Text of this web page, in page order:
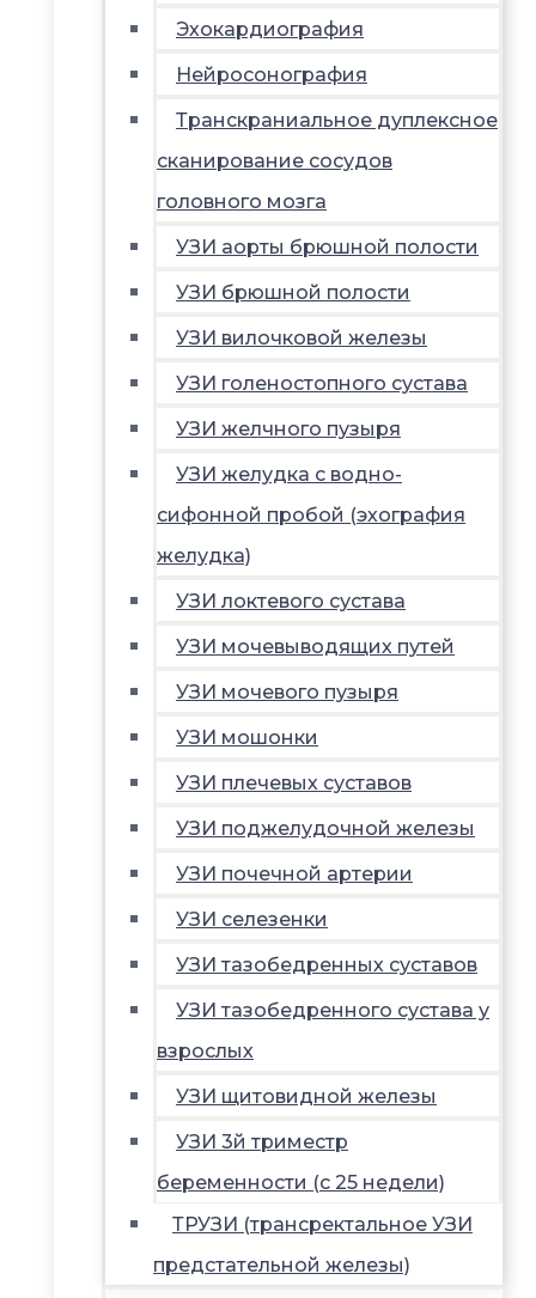
Эхокардиография
Нейросонография
Транскраниальное дуплексное
сканирование сосудов
головного мозга
УЗИ аорты брюшной полости
УЗИ брюшной полости
УЗИ вилочковой железы
УЗИ голеностопного сустава
УЗИ желчного пузыря
УЗИ желудка с водно-
сифонной пробой (эхография
желудка)
УЗИ локтевого сустава
УЗИ мочевыводящих путей
УЗИ мочевого пузыря
УЗИ мошонки
УЗИ плечевых суставов
УЗИ поджелудочной железы
УЗИ почечной артерии
УЗИ селезенки
УЗИ тазобедренных суставов
УЗИ тазобедренного сустава у
взрослых
УЗИ щитовидной железы
УЗИ 3й триместр
беременности (с 25 недели)
ТРУЗИ (трансректальное УЗИ
предстательной железы)